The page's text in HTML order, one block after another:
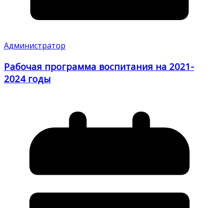
Администратор
Рабочая программа воспитания на 2021-
2024 годы